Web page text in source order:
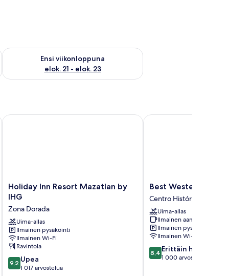
14 - elok. 16
Ensi viikonloppuna
elok. 21 - elok. 23
Tarkista ensi viikonlopun saatavuus elok. 21 - elok. 23
Holiday
Inn
Mazatlan
by
IHG
Zona
Dorada
Holiday Inn Resort Mazatlan by
IHG
Zona Dorada
Uima-allas
Ilmainen pysäköinti
Ilmainen Wi-Fi
Ravintola
9.2
kautta
9,2 Upea
1 017 arvostelua
Holiday Inn Resort Mazatlan by IHG
Best
Western
Posada
Freeman
Centro
Histórico
Best Western
Centro Histórico
Uima-allas
Ilmainen aamiainen
Ilmainen pysäköinti
Ilmainen Wi-Fi
8.4
kautta
8,4 Erittäin hyvä
1 000 arvostelua
Best Western Posada